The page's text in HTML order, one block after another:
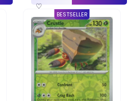
♡
BESTSELLER